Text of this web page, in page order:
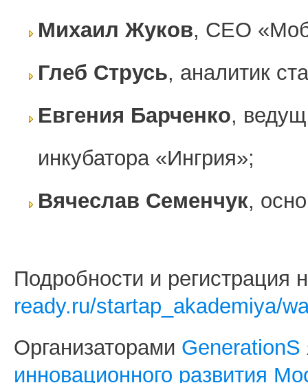
Михаил Жуков, CEO
Глеб Струсь, аналитик
Евгения Барченко,
инкубатора «Ингрия»;
Вячеслав Семенчук,
Подробности и регистрация
ready.ru/startap_akademiya/
Организаторами GenerationS
инновационного развития